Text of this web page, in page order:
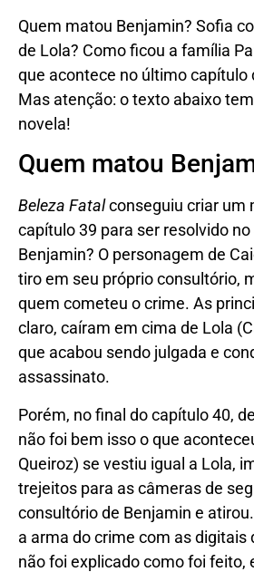
Quem matou Benjamin? Sofia
de Lola? Como ficou a família
que acontece no último capítulo
Mas atenção: o texto abaixo
novela!
Quem matou
Beleza Fatalconseguiu criar um
capítulo 39 para ser resolvido
Benjamin? O personagem de
tiro em seu próprio consultório,
quem cometeu o crime. As
claro, caíram em cima de Lola
que acabou sendo julgada e
assassinato.
Porém, no final do capítulo 40,
não foi bem isso o que
Queiroz) se vestiu igual a Lola,
trejeitos para as câmeras de
consultório de Benjamin e
a arma do crime com as digitais
não foi explicado como foi feito,